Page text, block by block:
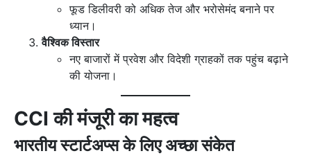
फूड डिलीवरी को अधिक तेज और भरोसेमंद बनाने पर
ध्यान।
वैश्विक विस्तार
नए बाजारों में प्रवेश और विदेशी ग्राहकों तक पहुंच बढ़ाने
की योजना।
CCI की मंजूरी का महत्व
भारतीय स्टार्टअप्स के लिए अच्छा संकेत